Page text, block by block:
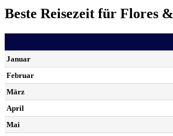
Beste Reisezeit für Flores
Januar
Februar
März
April
Mai